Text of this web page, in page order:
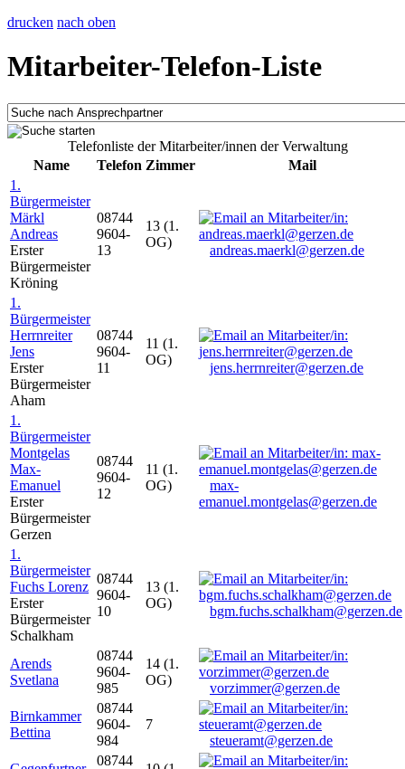
drucken nach oben
Mitarbeiter-Telefon-Liste
Telefonliste der Mitarbeiter/innen der Verwaltung
Name
Telefon Zimmer
Mail
1.
Bürgermeister
Märkl
Andreas
Erster
Bürgermeister
Kröning
08744
9604-
13
13 (1.
OG)
andreas.maerkl@gerzen.de
1.
Bürgermeister
Herrnreiter
Jens
Erster
Bürgermeister
Aham
08744
9604-
11
11 (1.
OG)
jens.herrnreiter@gerzen.de
1.
Bürgermeister
Montgelas
Max-
Emanuel
Erster
Bürgermeister
Gerzen
08744
9604-
12
11 (1.
OG)
max-
emanuel.montgelas@gerzen.de
1.
Bürgermeister
Fuchs Lorenz
Erster
Bürgermeister
Schalkham
08744
9604-
10
13 (1.
OG)
bgm.fuchs.schalkham@gerzen.de
Arends
Svetlana
08744
9604-
985
14 (1.
OG)
vorzimmer@gerzen.de
Birnkammer
Bettina
08744
9604-
984
7
steueramt@gerzen.de
08744